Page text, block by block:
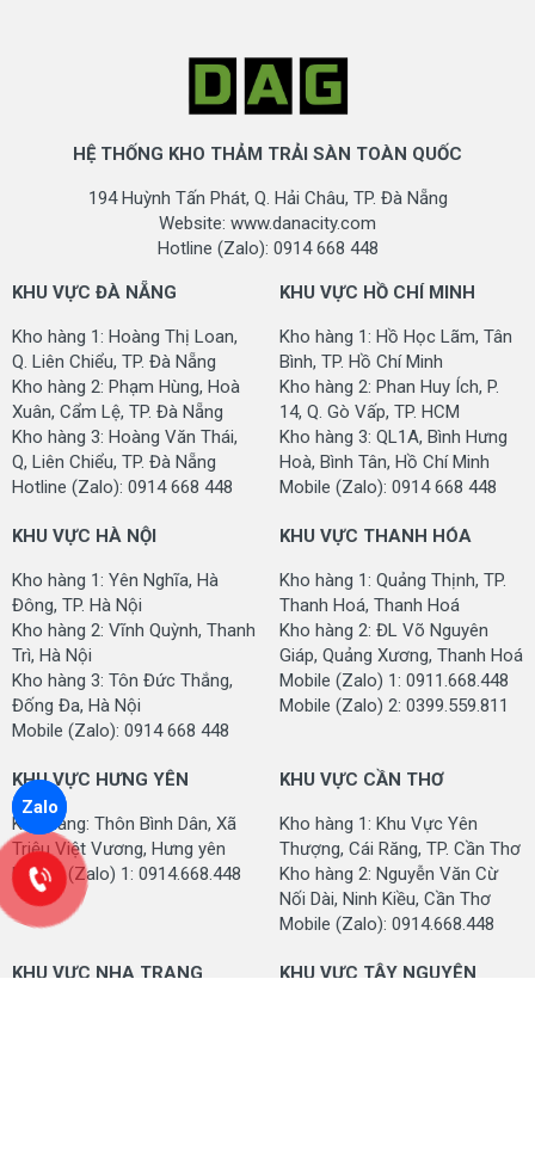
HỆ THỐNG KHO THẢM TRẢI SÀN TOÀN QUỐC
194 Huỳnh Tấn Phát, Q. Hải Châu, TP. Đà Nẵng
Website: www.danacity.com
Hotline (Zalo): 0914 668 448
KHU VỰC ĐÀ NẴNG
Kho hàng 1: Hoàng Thị Loan,
Q. Liên Chiểu, TP. Đà Nẵng
Kho hàng 2: Phạm Hùng, Hoà
Xuân, Cẩm Lệ, TP. Đà Nẵng
Kho hàng 3: Hoàng Văn Thái,
Q, Liên Chiểu, TP. Đà Nẵng
Hotline (Zalo): 0914 668 448
KHU VỰC HỒ CHÍ MINH
Kho hàng 1: Hồ Học Lãm, Tân
Bình, TP. Hồ Chí Minh
Kho hàng 2: Phan Huy Ích, P.
14, Q. Gò Vấp, TP. HCM
Kho hàng 3: QL1A, Bình Hưng
Hoà, Bình Tân, Hồ Chí Minh
Mobile (Zalo): 0914 668 448
KHU VỰC HÀ NỘI
Kho hàng 1: Yên Nghĩa, Hà
Đông, TP. Hà Nội
Kho hàng 2: Vĩnh Quỳnh, Thanh
Trì, Hà Nội
Kho hàng 3: Tôn Đức Thắng,
Đống Đa, Hà Nội
Mobile (Zalo): 0914 668 448
KHU VỰC THANH HÓA
Kho hàng 1: Quảng Thịnh, TP.
Thanh Hoá, Thanh Hoá
Kho hàng 2: ĐL Võ Nguyên
Giáp, Quảng Xương, Thanh Hoá
Mobile (Zalo) 1: 0911.668.448
Mobile (Zalo) 2: 0399.559.811
KHU VỰC HƯNG YÊN
Kho hàng: Thôn Bình Dân, Xã
Triệu Việt Vương, Hưng yên
Mobile (Zalo) 1: 0914.668.448
KHU VỰC CẦN THƠ
Kho hàng 1: Khu Vực Yên
Thượng, Cái Răng, TP. Cần Thơ
Kho hàng 2: Nguyễn Văn Cừ
Nối Dài, Ninh Kiều, Cần Thơ
Mobile (Zalo): 0914.668.448
KHU VỰC NHA TRANG KHU VỰC TÂY NGUYÊN
Zalo